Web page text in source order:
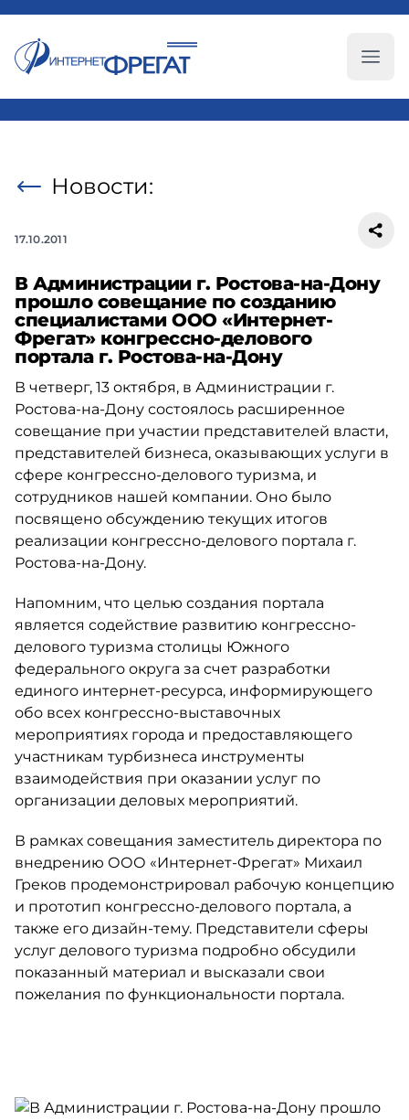
Новости:
17.10.2011
В Администрации г. Ростова-на-Дону
прошло совещание по созданию
специалистами ООО «Интернет-
Фрегат» конгрессно-делового
портала г. Ростова-на-Дону
В четверг, 13 октября, в Администрации г.
Ростова-на-Дону состоялось расширенное
совещание при участии представителей власти,
представителей бизнеса, оказывающих услуги в
сфере конгрессно-делового туризма, и
сотрудников нашей компании. Оно было
посвящено обсуждению текущих итогов
реализации конгрессно-делового портала г.
Ростова-на-Дону.
Напомним, что целью создания портала
является содействие развитию конгрессно-
делового туризма столицы Южного
федерального округа за счет разработки
единого интернет-ресурса, информирующего
обо всех конгрессно-выставочных
мероприятиях города и предоставляющего
участникам турбизнеса инструменты
взаимодействия при оказании услуг по
организации деловых мероприятий.
В рамках совещания заместитель директора по
внедрению ООО «Интернет-Фрегат» Михаил
Греков продемонстрировал рабочую концепцию
и прототип конгрессно-делового портала, а
также его дизайн-тему. Представители сферы
услуг делового туризма подробно обсудили
показанный материал и высказали свои
пожелания по функциональности портала.